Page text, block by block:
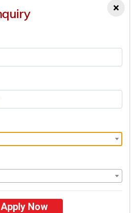
को बढ़ावा देने के लिए कितने मूल्य के दो महत्वपूर्ण
के लिए वेतन विवरण अपलोड करने की समय सीमा
×
Apply Now